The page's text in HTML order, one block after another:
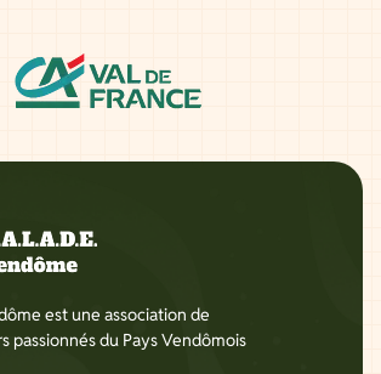
est une association de
passionnés du Pays Vendômois